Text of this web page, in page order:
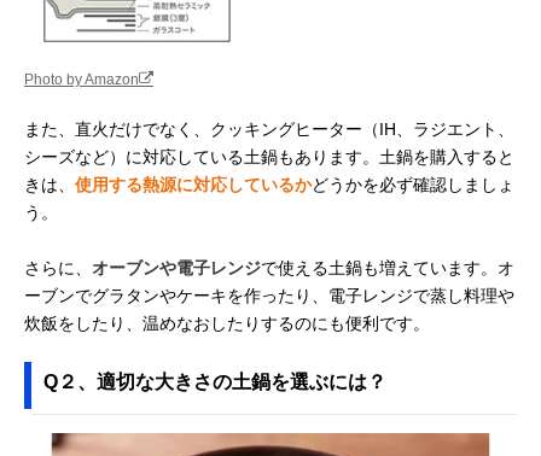
Photo by Amazon
また、直火だけでなく、クッキングヒーター（IH、ラジエント、
シーズなど）に対応している土鍋もあります。土鍋を購入すると
きは、 使用する熱源に対応しているかどうかを必ず確認しましょ
う。
さらに、 オーブンや電子レンジで使える土鍋も増えています。オ
ーブンでグラタンやケーキを作ったり、電子レンジで蒸し料理や
炊飯をしたり、温めなおしたりするのにも便利です。
Q２、適切な大きさの土鍋を選ぶには？